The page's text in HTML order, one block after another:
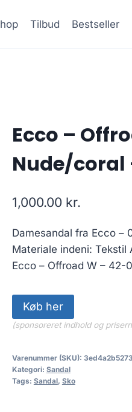
Tilbud Bestseller
Ecco –
Nude/coral
1,000.00 kr.
Damesandal fra Ecco –
Materiale indeni:
Ecco – Offroad W – 42-
Køb her
(sponsoreret indhold og
Varenummer (SKU):
Kategori: Sandal
Tags: Sandal, Sko